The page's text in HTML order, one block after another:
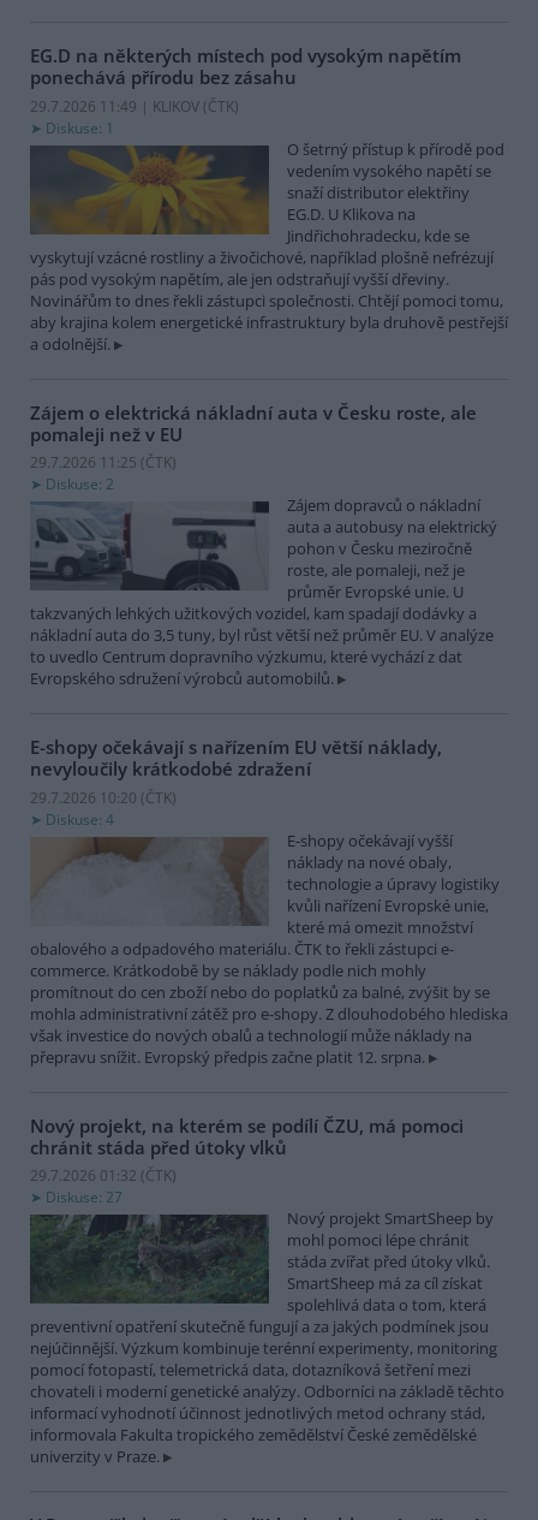
EG.D na některých místech pod vysokým napětím
ponechává přírodu bez zásahu
29.7.2026 11:49 | KLIKOV (ČTK)
Diskuse: 1
O šetrný přístup k přírodě pod
vedením vysokého napětí se
snaží distributor elektřiny
EG.D. U Klikova na
Jindřichohradecku, kde se
vyskytují vzácné rostliny a živočichové, například plošně nefrézují
pás pod vysokým napětím, ale jen odstraňují vyšší dřeviny.
Novinářům to dnes řekli zástupci společnosti. Chtějí pomoci tomu,
aby krajina kolem energetické infrastruktury byla druhově pestřejší
a odolnější.
Zájem o elektrická nákladní auta v Česku roste, ale
pomaleji než v EU
29.7.2026 11:25 (ČTK)
Diskuse: 2
Zájem dopravců o nákladní
auta a autobusy na elektrický
pohon v Česku meziročně
roste, ale pomaleji, než je
průměr Evropské unie. U
takzvaných lehkých užitkových vozidel, kam spadají dodávky a
nákladní auta do 3,5 tuny, byl růst větší než průměr EU. V analýze
to uvedlo Centrum dopravního výzkumu, které vychází z dat
Evropského sdružení výrobců automobilů.
E-shopy očekávají s nařízením EU větší náklady,
nevyloučily krátkodobé zdražení
29.7.2026 10:20 (ČTK)
Diskuse: 4
E-shopy očekávají vyšší
náklady na nové obaly,
technologie a úpravy logistiky
kvůli nařízení Evropské unie,
které má omezit množství
obalového a odpadového materiálu. ČTK to řekli zástupci e-
commerce. Krátkodobě by se náklady podle nich mohly
promítnout do cen zboží nebo do poplatků za balné, zvýšit by se
mohla administrativní zátěž pro e-shopy. Z dlouhodobého hlediska
však investice do nových obalů a technologií může náklady na
přepravu snížit. Evropský předpis začne platit 12. srpna.
Nový projekt, na kterém se podílí ČZU, má pomoci
chránit stáda před útoky vlků
29.7.2026 01:32 (ČTK)
Diskuse: 27
Nový projekt SmartSheep by
mohl pomoci lépe chránit
stáda zvířat před útoky vlků.
SmartSheep má za cíl získat
spolehlivá data o tom, která
preventivní opatření skutečně fungují a za jakých podmínek jsou
nejúčinnější. Výzkum kombinuje terénní experimenty, monitoring
pomocí fotopastí, telemetrická data, dotazníková šetření mezi
chovateli i moderní genetické analýzy. Odborníci na základě těchto
informací vyhodnotí účinnost jednotlivých metod ochrany stád,
informovala Fakulta tropického zemědělství České zemědělské
univerzity v Praze.